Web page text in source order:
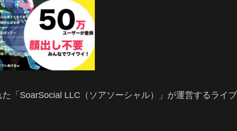
「SoarSocial LLC（ソアソーシャル）」が運営するライブ